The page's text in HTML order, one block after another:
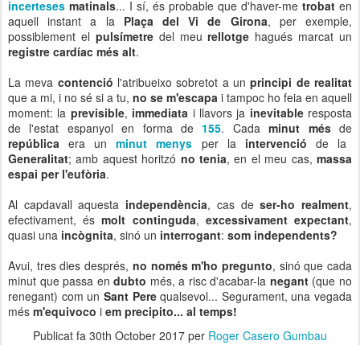
incerteses matinals... I sí, és probable que d'haver-me trobat en
aquell instant a la Plaça del Vi de Girona, per exemple,
possiblement el pulsímetredel meurellotge hagués marcat un
registre cardíac més alt.
La meva contenció l'atribueixo sobretot a un principi de realitat
que a mi, i no sé si a tu, no se m'escapa i tampoc ho feia en aquell
moment: la previsible, immediata i llavors ja inevitableresposta
de l'estat espanyol en forma de 155. Cadaminut mésde
república era unminut menys per la intervenció de la
Generalitat; amb aquest horitzó no tenia, en el meu cas,massa
espai per l'eufòria.
Al capdavall aquesta independència, cas deser-ho realment,
efectivament, ésmolt continguda, excessivament expectant,
quasi una incògnita, sinó un interrogant: som independents?
Avui, tres dies després, no només m'ho pregunto, sinó que cada
minut que passa endubto més, a risc d'acabar-la negant(que no
renegant) com un Sant Perequalsevol... Segurament, una vegada
més m'equivoco i em precipito... al temps!
Publicat fa 30th October 2017 per Roger Casero Gumbau